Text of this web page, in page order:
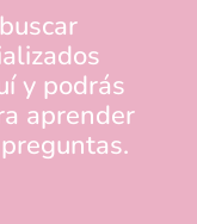
y podrás
aprender